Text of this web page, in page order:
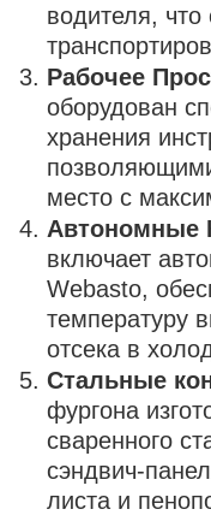
водителя,
Рабочее
оборудован
хранения
место с
Автономные
включает
Webasto,
температуру
отсека в
Стальные
фургона
сваренного
сэндвич-
листа и